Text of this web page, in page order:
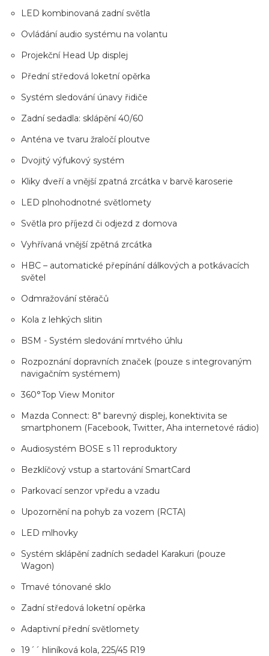
LED kombinovaná zadní světla
Ovládání audio systému na volantu
Projekční Head Up displej
Přední středová loketní opěrka
Systém sledování únavy řidiče
Zadní sedadla: sklápění 40/60
Anténa ve tvaru žraločí ploutve
Dvojitý výfukový systém
Kliky dveří a vnější zpatná zrcátka v barvě karoserie
LED plnohodnotné světlomety
Světla pro příjezd či odjezd z domova
Vyhřívaná vnější zpětná zrcátka
HBC – automatické přepínání dálkových a potkávacích
světel
Odmražování stěračů
Kola z lehkých slitin
BSM - Systém sledování mrtvého úhlu
Rozpoznání dopravních značek (pouze s integrovaným
navigačním systémem)
360°Top View Monitor
Mazda Connect: 8" barevný displej, konektivita se
smartphonem (Facebook, Twitter, Aha internetové rádio)
Audiosystém BOSE s 11 reproduktory
Bezklíčový vstup a startování SmartCard
Parkovací senzor vpředu a vzadu
Upozornění na pohyb za vozem (RCTA)
LED mlhovky
Systém sklápění zadních sedadel Karakuri (pouze
Wagon)
Tmavé tónované sklo
Zadní středová loketní opěrka
Adaptivní přední světlomety
19´´ hliníková kola, 225/45 R19